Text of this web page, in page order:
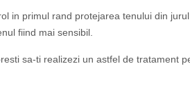
in primul rand protejarea tenului din
fiind mai sensibil.
sa-ti realizezi un astfel de tratament